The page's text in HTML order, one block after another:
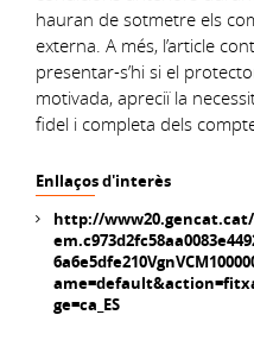
hauran de sotmetre els
externa. A més, l’article
presentar-s’hi si el
motivada, apreciï la
fidel i completa dels
Enllaços d'interès
http://
ge=ca_ES